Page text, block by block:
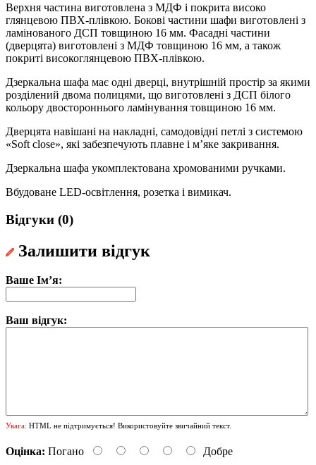
Верхня частина виготовлена з МДФ і покрита високо
глянцевою ПВХ-плівкою. Бокові частини шафи виготовлені з
ламінованого ДСП товщиною 16 мм. Фасадні частини
(дверцята) виготовлені з МДФ товщиною 16 мм, а також
покриті високоглянцевою ПВХ-плівкою.
Дзеркальна шафа має одні дверці, внутрішній простір за якими
розділений двома полицями, що виготовлені з ДСП білого
кольору двостороннього ламінування товщиною 16 мм.
Дверцята навішані на накладні, самодовідні петлі з системою
«Soft close», які забезпечують плавне і м’яке закривання.
Дзеркальна шафа укомплектована хромованими ручками.
Вбудоване LED-освітлення, розетка і вимикач.
Відгуки (0)
Залишити відгук
Ваше Ім’я:
Ваш відгук:
Увага: HTML не підтримується! Використовуйте звичайний текст.
Оцінка: Погано Добре